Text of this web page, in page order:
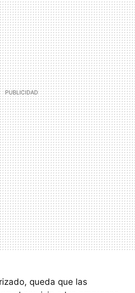
queda que las